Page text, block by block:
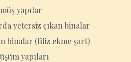
yapılar
yetersiz çıkan binalar
binalar (filiz ekme şart)
yapıları